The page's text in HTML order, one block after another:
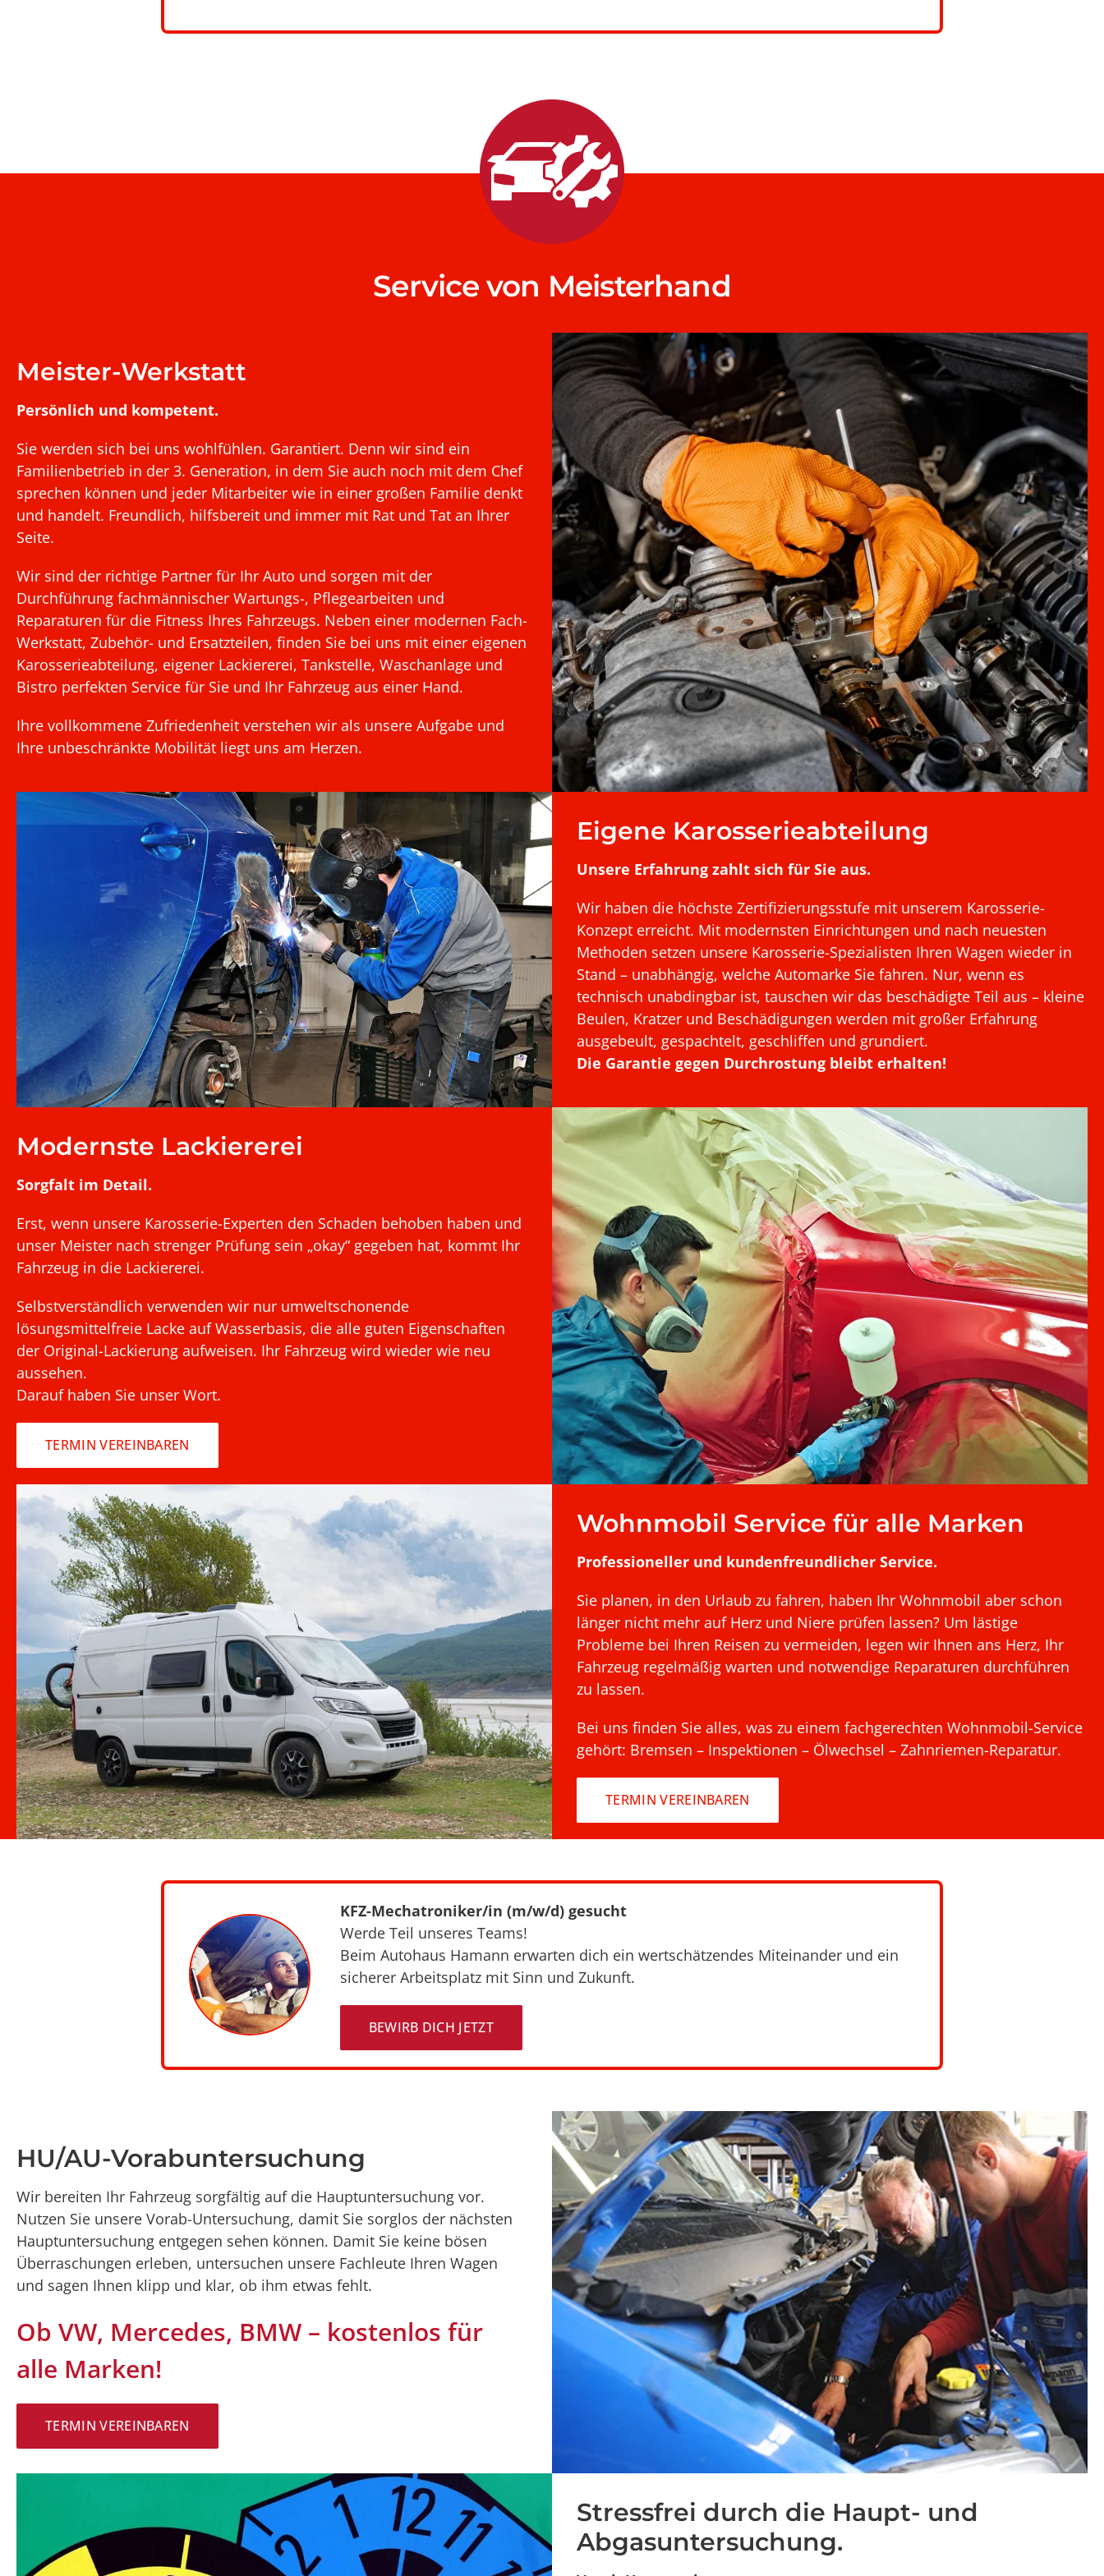
Service von Meisterhand
Meister-Werkstatt
Persönlich und kompetent.
Sie werden sich bei uns wohlfühlen. Garantiert. Denn wir sind ein
Familienbetrieb in der 3. Generation, in dem Sie auch noch mit dem Chef
sprechen können und jeder Mitarbeiter wie in einer großen Familie denkt
und handelt. Freundlich, hilfsbereit und immer mit Rat und Tat an Ihrer
Seite.
Wir sind der richtige Partner für Ihr Auto und sorgen mit der
Durchführung fachmännischer Wartungs-, Pflegearbeiten und
Reparaturen für die Fitness Ihres Fahrzeugs. Neben einer modernen Fach-
Werkstatt, Zubehör- und Ersatzteilen, finden Sie bei uns mit einer eigenen
Karosserieabteilung, eigener Lackiererei, Tankstelle, Waschanlage und
Bistro perfekten Service für Sie und Ihr Fahrzeug aus einer Hand.
Ihre vollkommene Zufriedenheit verstehen wir als unsere Aufgabe und
Ihre unbeschränkte Mobilität liegt uns am Herzen.
Eigene Karosserieabteilung
Unsere Erfahrung zahlt sich für Sie aus.
Wir haben die höchste Zertifizierungsstufe mit unserem Karosserie-
Konzept erreicht. Mit modernsten Einrichtungen und nach neuesten
Methoden setzen unsere Karosserie-Spezialisten Ihren Wagen wieder in
Stand – unabhängig, welche Automarke Sie fahren. Nur, wenn es
technisch unabdingbar ist, tauschen wir das beschädigte Teil aus – kleine
Beulen, Kratzer und Beschädigungen werden mit großer Erfahrung
ausgebeult, gespachtelt, geschliffen und grundiert.
Die Garantie gegen Durchrostung bleibt erhalten!
Modernste Lackiererei
Sorgfalt im Detail.
Erst, wenn unsere Karosserie-Experten den Schaden behoben haben und
unser Meister nach strenger Prüfung sein „okay“ gegeben hat, kommt Ihr
Fahrzeug in die Lackiererei.
Selbstverständlich verwenden wir nur umweltschonende
lösungsmittelfreie Lacke auf Wasserbasis, die alle guten Eigenschaften
der Original-Lackierung aufweisen. Ihr Fahrzeug wird wieder wie neu
aussehen.
Darauf haben Sie unser Wort.
TERMIN VEREINBAREN
Wohnmobil Service für alle Marken
Professioneller und kundenfreundlicher Service.
Sie planen, in den Urlaub zu fahren, haben Ihr Wohnmobil aber schon
länger nicht mehr auf Herz und Niere prüfen lassen? Um lästige
Probleme bei Ihren Reisen zu vermeiden, legen wir Ihnen ans Herz, Ihr
Fahrzeug regelmäßig warten und notwendige Reparaturen durchführen
zu lassen.
Bei uns finden Sie alles, was zu einem fachgerechten Wohnmobil-Service
gehört: Bremsen – Inspektionen – Ölwechsel – Zahnriemen-Reparatur.
TERMIN VEREINBAREN
KFZ-Mechatroniker/in (m/w/d) gesucht
Werde Teil unseres Teams!
Beim Autohaus Hamann erwarten dich ein wertschätzendes Miteinander und ein
sicherer Arbeitsplatz mit Sinn und Zukunft.
BEWIRB DICH JETZT
HU/AU-Vorabuntersuchung
Wir bereiten Ihr Fahrzeug sorgfältig auf die Hauptuntersuchung vor.
Nutzen Sie unsere Vorab-Untersuchung, damit Sie sorglos der nächsten
Hauptuntersuchung entgegen sehen können. Damit Sie keine bösen
Überraschungen erleben, untersuchen unsere Fachleute Ihren Wagen
und sagen Ihnen klipp und klar, ob ihm etwas fehlt.
Ob VW, Mercedes, BMW – kostenlos für
alle Marken!
TERMIN VEREINBAREN
Stressfrei durch die Haupt- und
Abgasuntersuchung.